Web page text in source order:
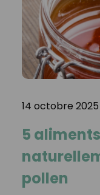
14 octobre 2025
5
pollen